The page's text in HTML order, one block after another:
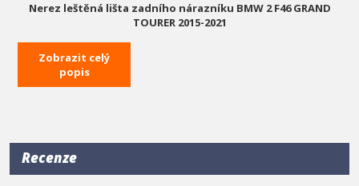
Nerez leštěná lišta zadního nárazníku BMW 2 F46 GRAND
TOURER 2015-2021
- 100% nerez leštěné provedení
- přesně tvarovaná forma pro maximálně přesné nasazení a
- nikdy se neopotřebuje jako je tomu u levného pochromovaného
ABS plastu
Zobrazit celý
popis
Recenze